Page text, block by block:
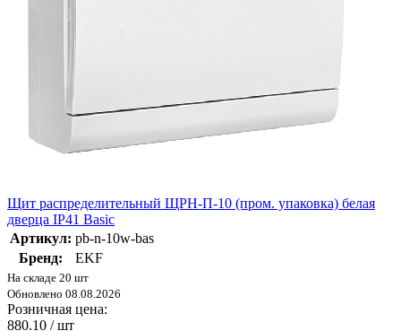
Щит распределительный ЩРН-П-10 (пром. упаковка) белая
дверца IP41 Basic
Артикул: pb-n-10w-bas
Бренд:
EKF
На складе 20 шт
Обновлено 08.08.2026
Розничная цена:
880.10 / шт